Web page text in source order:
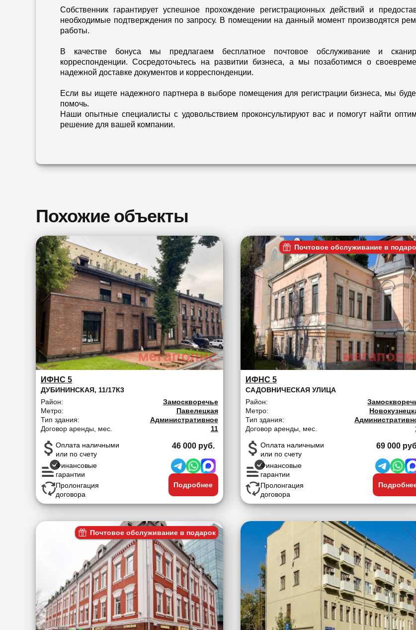
Собственник гарантирует успешное прохождение регистрационных действий и
необходимые подтверждения по запросу. В помещении на данный момент производятся
работы.
В качестве бонуса мы предлагаем бесплатное почтовое обслуживание и
корреспонденции. Сосредоточьтесь на развитии бизнеса, а мы позаботимся о
надежной доставке документов и корреспонденции.
Если вы ищете надежного партнера в выборе помещения для регистрации бизнеса, мы
помочь.
Наши опытные специалисты с удовольствием проконсультируют вас и помогут найти
решение для вашей компании.
Похожие объекты
ИФНС 5
ДУБИНИНСКАЯ, 11/17К3
Район:
Замоскворечье
Метро:
Павелецкая
Тип здания:
Административное
Договор аренды, мес.
11
Оплата наличными
или по счету
Финансовые
гарантии
Пролонгация
договора
46 000 руб.
Подробнее
Почтовое обслуживание в
ИФНС 5
САДОВНИЧЕСКАЯ УЛИЦА
Район:
Метро:
Тип здания:
Договор аренды, мес.
Оплата наличными
или по счету
Финансовые
гарантии
Пролонгация
договора
69 000
Почтовое обслуживание в подарок